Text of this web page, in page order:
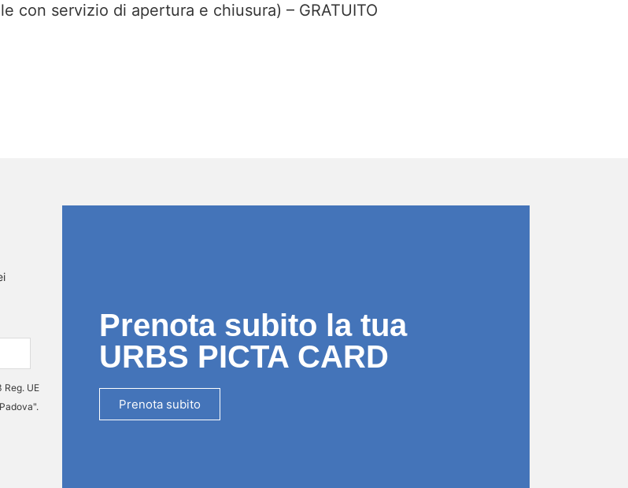
con servizio di apertura e chiusura) – GRATUITO
UE
Prenota subito la tua
URBS PICTA CARD
Prenota subito